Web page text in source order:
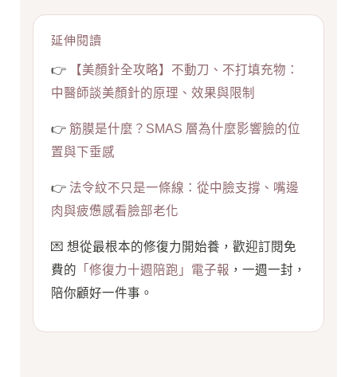
延伸閱讀
👉
【美顏針全攻略】不動刀、不打填充物：
中醫師談美顏針的原理、效果與限制
👉 筋膜是什麼？SMAS 層為什麼影響臉的位
置與下垂感
👉 法令紋不只是一條線：從中臉支撐、嘴邊
肉與疲憊感看臉部老化
💌 想從最根本的修復力開始養，歡迎訂閱免
費的 「修復力十週陪跑」電子報 ，一週一封，
陪你顧好一件事。